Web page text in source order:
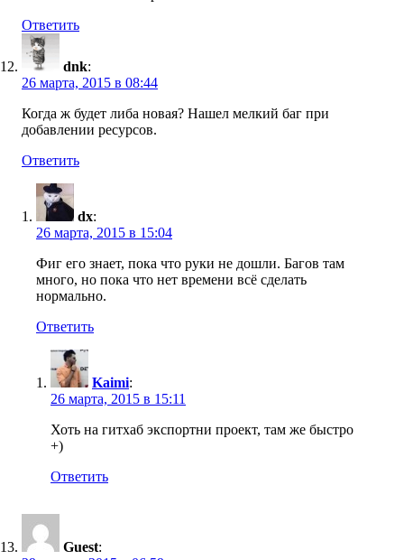
Ответить
dnk:
26 марта, 2015 в 08:44
Когда ж будет либа новая? Нашел мелкий баг при
добавлении ресурсов.
Ответить
dx:
26 марта, 2015 в 15:04
Фиг его знает, пока что руки не дошли. Багов там
много, но пока что нет времени всё сделать
нормально.
Ответить
Kaimi:
26 марта, 2015 в 15:11
Хоть на гитхаб экспортни проект, там же быстро
+)
Ответить
Guest: